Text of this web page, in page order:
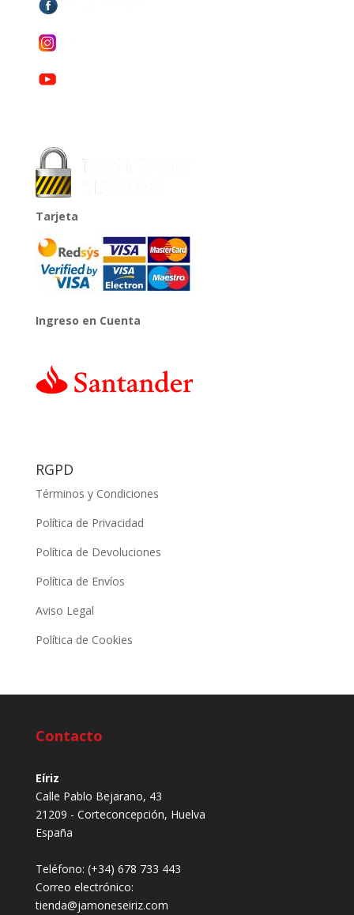
Tarjeta
Ingreso en Cuenta
RGPD
Términos y Condiciones
Política de Privacidad
Política de Devoluciones
Política de Envíos
Aviso Legal
Política de Cookies
Contacto
Eíriz
Calle Pablo Bejarano, 43
21209 - Corteconcepción, Huelva
España
Teléfono: (+34) 678 733 443
Correo electrónico:
tienda@jamoneseiriz.com